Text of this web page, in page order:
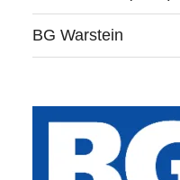
BG Warstein